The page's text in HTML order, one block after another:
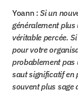
Yoann : Si un
généralement
véritable percée.
pour votre
probablement pas
saut significatif en
souvent plus sage